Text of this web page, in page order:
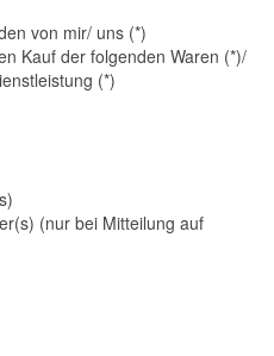
von mir/ uns (*)
Kauf der folgenden Waren (*)/
(*)
(nur bei Mitteilung auf